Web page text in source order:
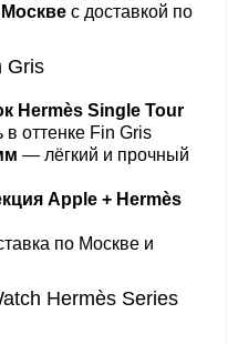
Москве с доставкой по
Gris
Hermès Single Tour
оттенке Fin Gris
— лёгкий и прочный
Apple + Hermès
по Москве и
Hermès Series